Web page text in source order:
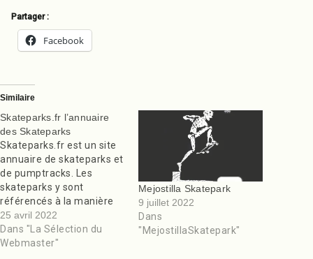
Partager :
Facebook
Similaire
Skateparks.fr l’annuaire
des Skateparks
Skateparks.fr est un site
annuaire de skateparks et
de pumptracks. Les
skateparks y sont
référencés à la manière
de Trivago, Airbnb ou
encore Hotel.com. Sur le
site Skateparks.fr on ne
25 avril 2022
Dans "La Sélection du
Webmaster"
Mejostilla Skatepark
9 juillet 2022
Dans
"MejostillaSkatepark"